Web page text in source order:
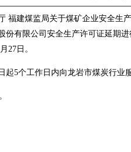
建煤监局关于煤矿企业安全生产
份有限公司安全生产许可证延期
27日。
5个工作日内向龙岩市煤炭行业